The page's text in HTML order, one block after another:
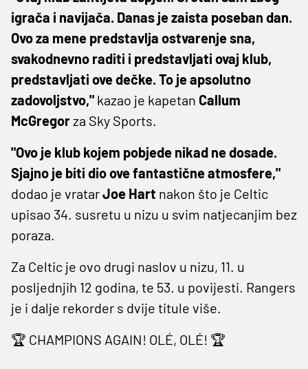
igrača i navijača. Danas je zaista poseban dan.
Ovo za mene predstavlja ostvarenje sna,
svakodnevno raditi i predstavljati ovaj klub,
predstavljati ove dečke. To je apsolutno
zadovoljstvo," kazao je kapetan Callum
McGregorza Sky Sports.
"Ovo je klub kojem pobjede nikad ne dosade.
Sjajno je biti dio ove fantastične atmosfere,"
dodao je vratarJoe Hart nakon što je Celtic
upisao 34. susretu u nizu u svim natjecanjim bez
poraza.
Za Celtic je ovo drugi naslov u nizu, 11. u
posljednjih 12 godina, te 53. u povijesti. Rangers
je i dalje rekorder s dvije titule više.
🏆 CHAMPIONS AGAIN! OLÉ, OLÉ! 🏆